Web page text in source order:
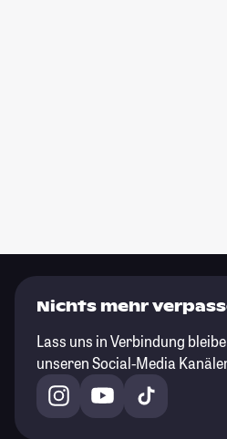
Nichts mehr
Lass uns in Verbindung
unseren Social-Media